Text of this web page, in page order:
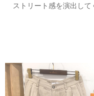
ストリート感を演出し